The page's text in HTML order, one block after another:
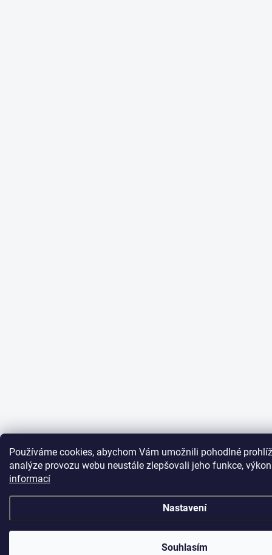
Používáme cookies, abychom Vám umožnili pohodlné
analýze provozu webu neustále zlepšovali jeho funkce,
informací
Nastavení
Souhlasím